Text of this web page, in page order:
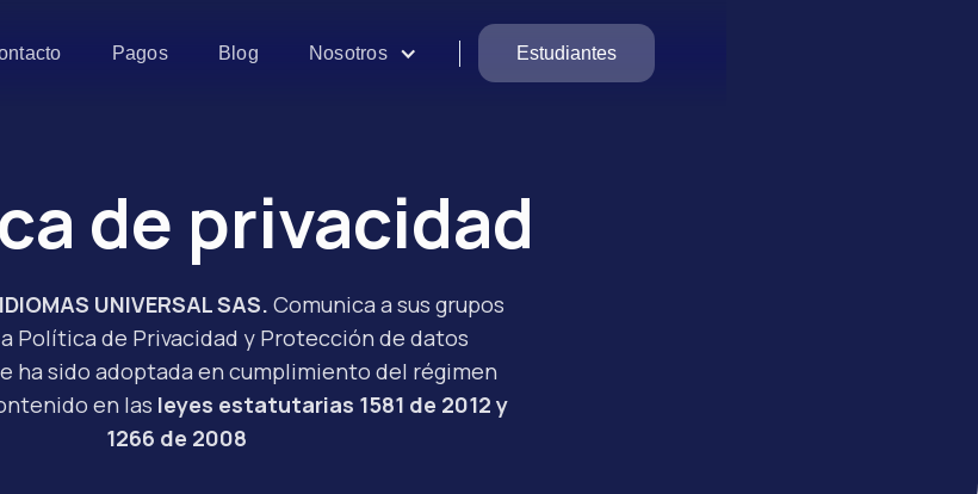
Pagos Blog Nosotros Estudiantes
de privacidad
UNIVERSAL SAS. Comunica a sus grupos
Política de Privacidad y Protección de datos
ha sido adoptada en cumplimiento del régimen
en las leyes estatutarias 1581 de 2012 y
1266 de 2008